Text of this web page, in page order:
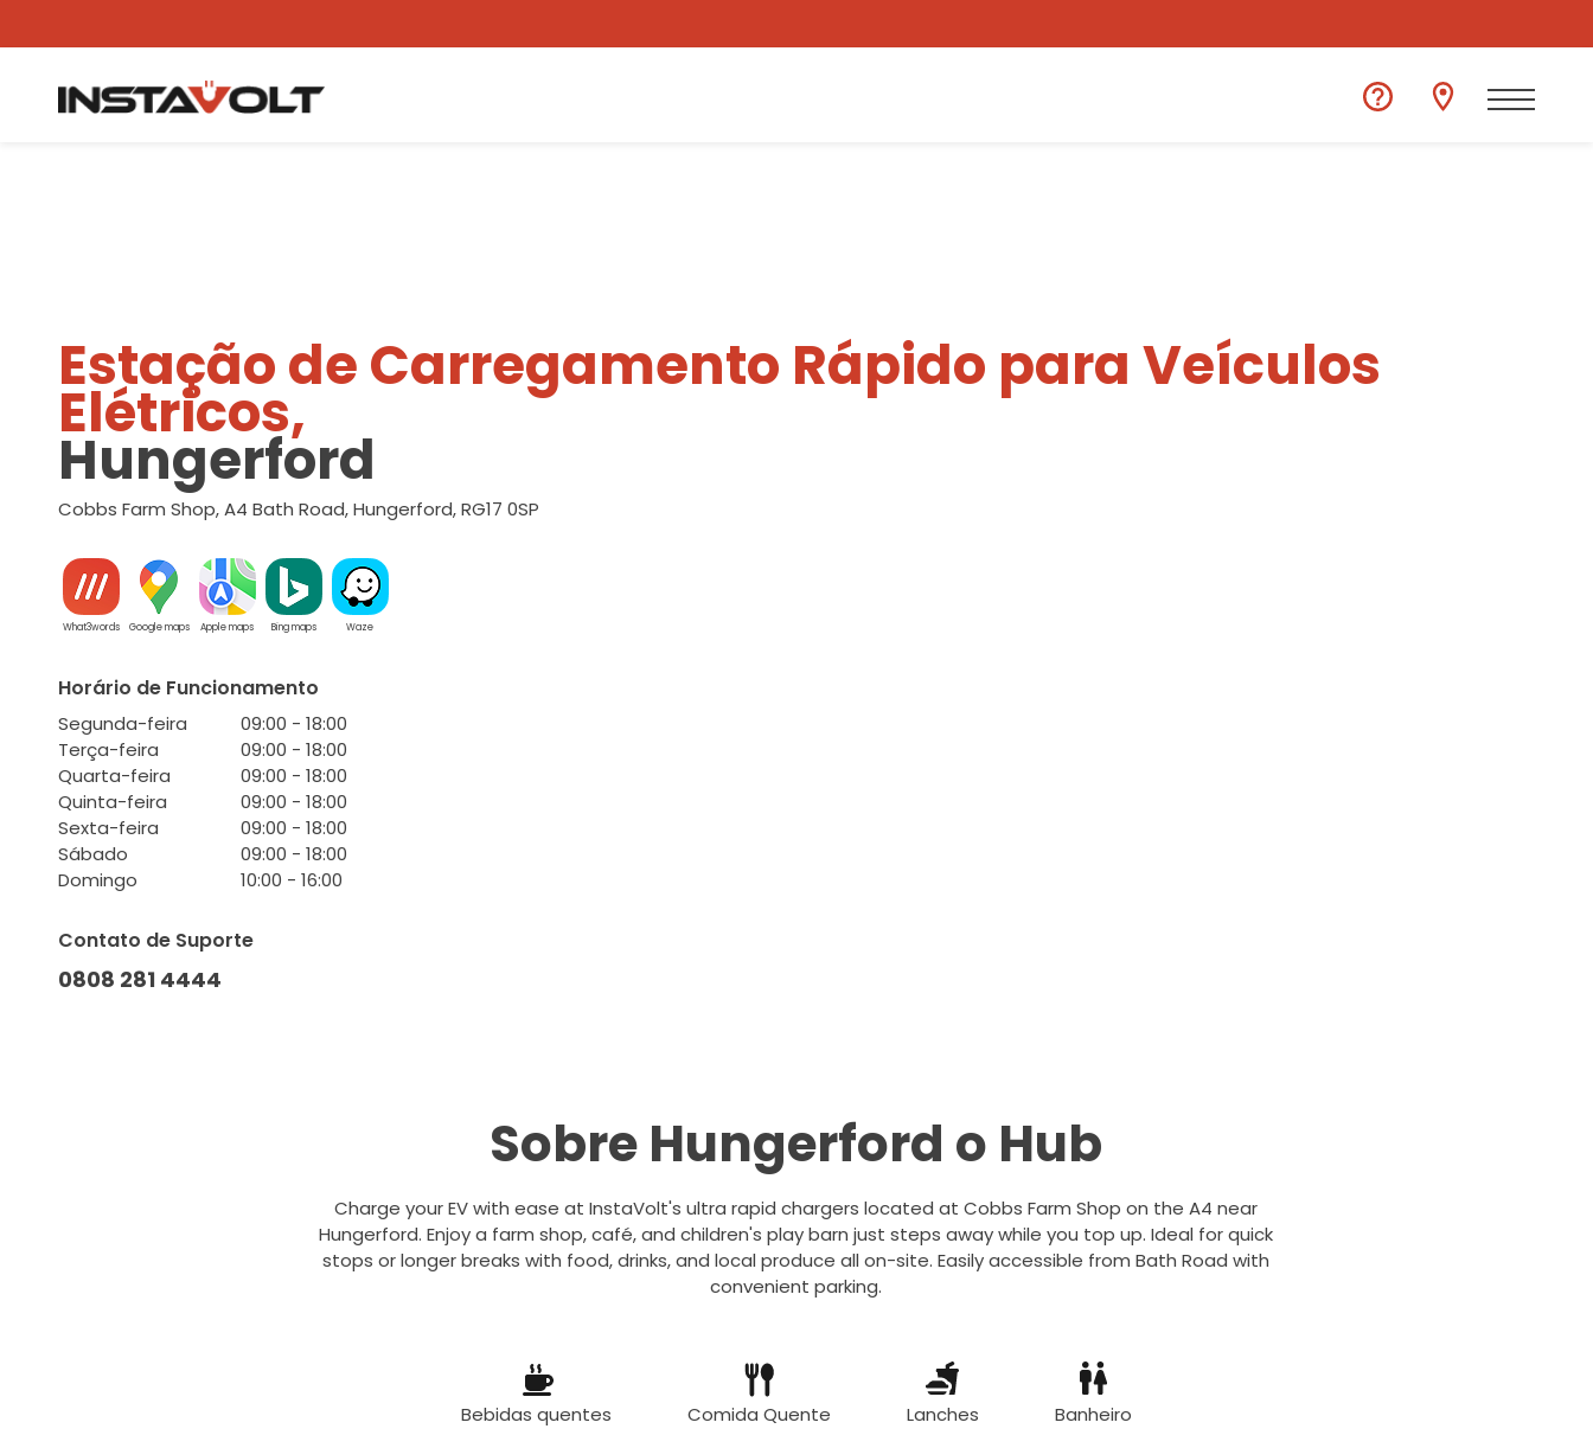
Ver outra localização
Estação de Carregamento Rápido para Veículos
Elétricos,
Hungerford
Cobbs Farm Shop, A4 Bath Road, Hungerford, RG17 0SP
What3words Google maps Apple maps Bing maps Waze
Horário de Funcionamento
Segunda-feira
09:00 - 18:00
Terça-feira
09:00 - 18:00
Quarta-feira
09:00 - 18:00
Quinta-feira
09:00 - 18:00
Sexta-feira
09:00 - 18:00
Sábado
09:00 - 18:00
Domingo
10:00 - 16:00
Contato de Suporte
0808 281 4444
Sobre Hungerford o Hub
Charge your EV with ease at InstaVolt's ultra rapid chargers located at Cobbs Farm Shop on the A4 near
Hungerford. Enjoy a farm shop, café, and children's play barn just steps away while you top up. Ideal for quick
stops or longer breaks with food, drinks, and local produce all on-site. Easily accessible from Bath Road with
convenient parking.
Bebidas quentes Comida Quente Lanches Banheiro